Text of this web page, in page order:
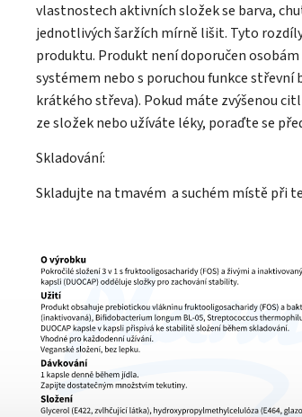
vlastnostech aktivních složek se barva,
jednotlivých šaržích mírně lišit. Tyto
produktu. Produkt není doporučen
systémem nebo s poruchou funkce střevní
krátkého střeva). Pokud máte zvýšenou
ze složek nebo užíváte léky, poraďte se
Skladování:
Skladujte na tmavém a suchém místě při